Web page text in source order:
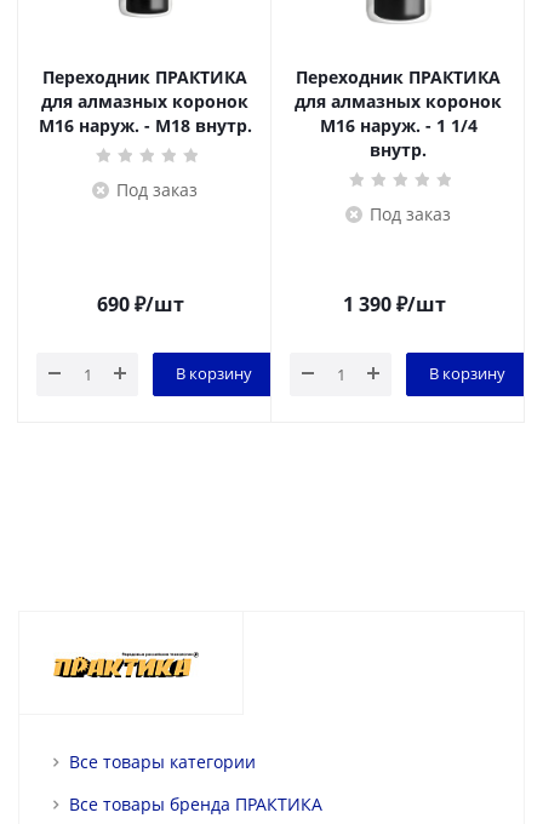
Переходник ПРАКТИКА
для алмазных коронок
M16 наруж. - M18 внутр.
Под заказ
690₽/шт
В корзину
Переходник ПРАКТИКА
для алмазных коронок
M16 наруж. - 1 1/4
внутр.
Под заказ
1 390₽/шт
В корзину
Все товары категории
Все товары бренда ПРАКТИКА